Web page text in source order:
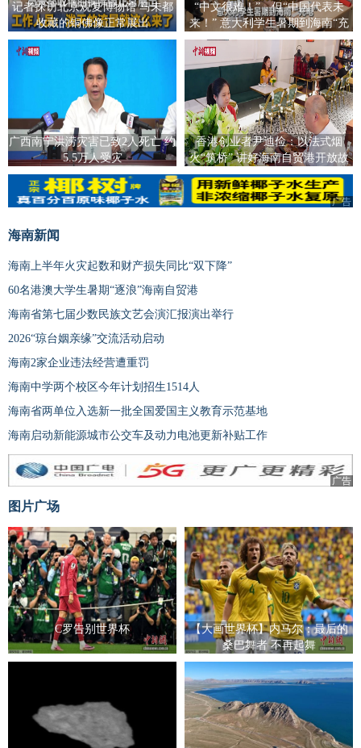
记者探访北京观复博物馆 马未都
收藏的铜佛像正常展出
“中文很难！”，但“中国代表未
来！” 意大利学生暑期到海南“充
电”
广西南宁洪涝灾害已致2人死亡 约
5.5万人受灾
香港创业者尹迪俭：以法式烟
火“筑桥” 讲好海南自贸港开放故
事
广告
海南新闻
海南上半年火灾起数和财产损失同比“双下降”
60名港澳大学生暑期“逐浪”海南自贸港
海南省第七届少数民族文艺会演汇报演出举行
2026“琼台姻亲缘”交流活动启动
海南2家企业违法经营遭重罚
海南中学两个校区今年计划招生1514人
海南省两单位入选新一批全国爱国主义教育示范基地
海南启动新能源城市公交车及动力电池更新补贴工作
广告
图片广场
C罗告别世界杯
【大画世界杯】内马尔：最后的
桑巴舞者 不再起舞